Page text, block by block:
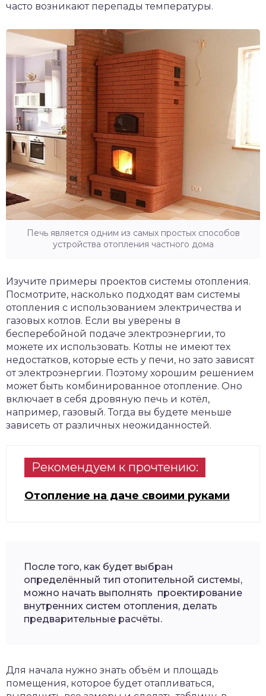
часто возникают перепады температуры.
Печь является одним из самых простых способов
устройства отопления частного дома
Изучите примеры проектов системы отопления.
Посмотрите, насколько подходят вам системы
отопления с использованием электричества и
газовых котлов. Если вы уверены в
бесперебойной подаче электроэнергии, то
можете их использовать. Котлы не имеют тех
недостатков, которые есть у печи, но зато зависят
от электроэнергии. Поэтому хорошим решением
может быть комбинированное отопление. Оно
включает в себя дровяную печь и котёл,
например, газовый. Тогда вы будете меньше
зависеть от различных неожиданностей.
Рекомендуем к прочтению:
Отопление на даче своими руками
После того, как будет выбран
определённый тип отопительной системы,
можно начать выполнять проектирование
внутренних систем отопления, делать
предварительные расчёты.
Для начала нужно знать объём и площадь
помещения, которое будет отапливаться,